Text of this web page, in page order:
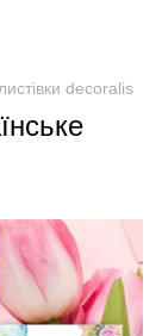
decoralis